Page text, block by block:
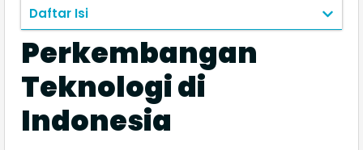
Daftar Isi
Perkembangan
Teknologi di
Indonesia